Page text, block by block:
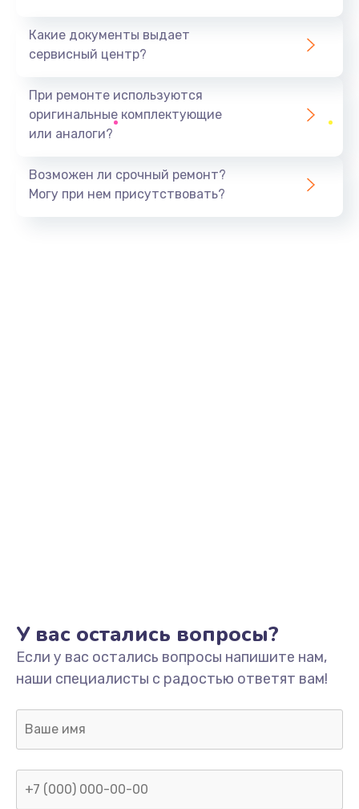
Какие документы выдает
сервисный центр?
При ремонте используются
оригинальные комплектующие
или аналоги?
Возможен ли срочный ремонт?
Могу при нем присутствовать?
У вас остались вопросы?
Если у вас остались вопросы напишите нам,
наши специалисты с радостью ответят вам!